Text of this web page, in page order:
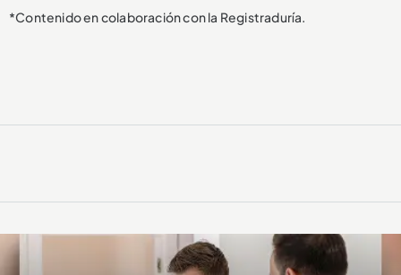
*Contenido en colaboración con la Registraduría.